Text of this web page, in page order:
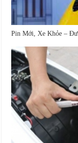
Pin Mới, Xe Khỏe –